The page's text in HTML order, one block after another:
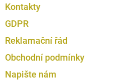
Kontakty
GDPR
Reklamační řád
Obchodní podmínky
Napište nám